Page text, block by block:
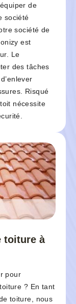
de
société
société de
est
Le
des tâches
Risqué
nécessite
toiture à
pour
? En tant
toiture, nous